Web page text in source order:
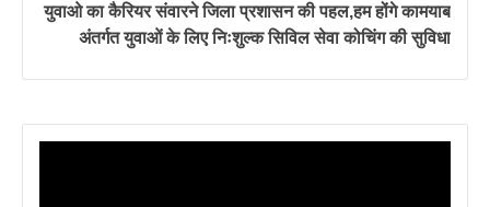
युवाओ का कैरियर संवारने जिला प्रशासन की पहल,हम होंगे कामयाब
अंतर्गत युवाओं के लिए निःशुल्क सिविल सेवा कोचिंग की सुविधा